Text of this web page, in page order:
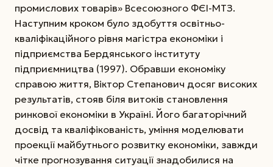
промислових товарів» Всесоюзного ФЄІ-МТЗ.
Наступним кроком було здобуття освітньо-
кваліфікаційного рівня магістра економіки і
підприємства Бердянського інституту
підприємництва (1997). Обравши економіку
справою життя, Віктор Степанович досяг високих
результатів, стояв біля витоків становлення
ринкової економіки в Україні. Його багаторічний
досвід та кваліфікованість, уміння моделювати
проекції майбутнього розвитку економіки, завжди
чітке прогнозування ситуації знадобилися на